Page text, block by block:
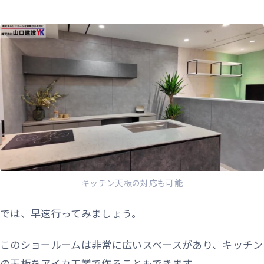
キッチン天板の対応も可能
では、早速行ってみましょう。
このショールームは非常に広いスペースがあり、キッチン